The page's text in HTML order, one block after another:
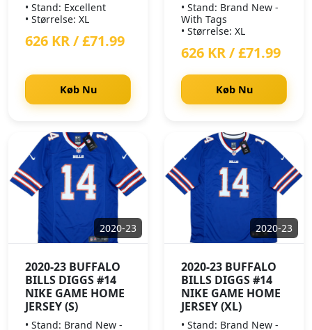
• Stand: Excellent
• Størrelse: XL
626 KR / £71.99
Køb Nu
• Stand: Brand New -
With Tags
• Størrelse: XL
626 KR / £71.99
Køb Nu
2020-23
2020-23 BUFFALO
BILLS DIGGS #14
NIKE GAME HOME
JERSEY (S)
• Stand: Brand New -
2020-23
2020-23 BUFFALO
BILLS DIGGS #14
NIKE GAME HOME
JERSEY (XL)
• Stand: Brand New -